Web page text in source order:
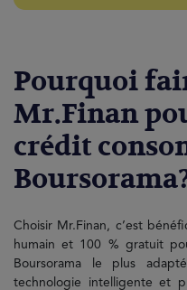
Pourquoi
Mr.Finan
crédit
Choisir Mr.Finan, c’est
humain et 100 % gratuit
Boursorama le plus
technologie intelligente et